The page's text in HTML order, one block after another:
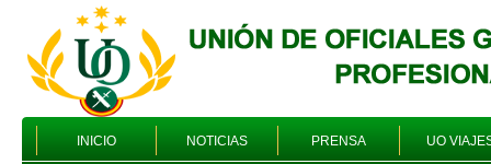
INICIO NOTICIAS PRENSA UO